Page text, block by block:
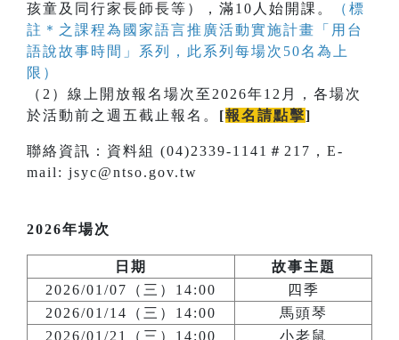
孩童及同行家長師長等），滿10人始開課。
（標
註＊之課程為國家語言推廣活動實施計畫「用台
語說故事時間」系列，此系列每場次50名為上
限）
（2）線上開放報名場次至2026年12月，各場次
於活動前之週五截止報名。 [報名請點擊]
聯絡資訊：資料組 (04)2339-1141＃217，E-
mail: jsyc@ntso.gov.tw
2026年場次
日期
故事主題
2026/01/07（三）14:00
四季
2026/01/14（三）14:00
馬頭琴
2026/01/21（三）14:00
小老鼠